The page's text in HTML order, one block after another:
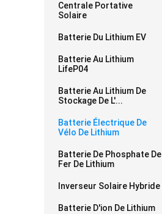
Centrale Portative
Solaire
Batterie Du Lithium EV
Batterie Au Lithium
LifeP04
Batterie Au Lithium De
Stockage De L'...
Batterie Électrique De
Vélo De Lithium
Batterie De Phosphate De
Fer De Lithium
Inverseur Solaire Hybride
Batterie D'ion De Lithium